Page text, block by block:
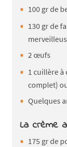
100 gr de
130 gr de
2 œufs
1 cuillère à
complet)
Quelques
La crème
175 gr de